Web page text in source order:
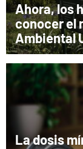
Ahora, los
conocer el
Ambiental
La dosis